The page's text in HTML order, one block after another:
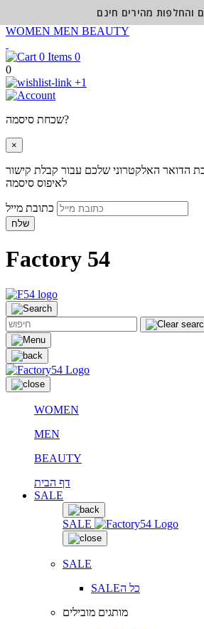
WOMEN MEN BEAUTY
0
0
+1
שכחת סיסמה?
×
הדואר האלקטרוני שלכם עבור קבלת קישור
לאיפוס סיסמה
שלח
Factory 54
WOMEN
MEN
BEAUTY
דף הבית
SALE
SALE
SALE
SALEכל ה
מותגים מובילים
והחלפות מהירים חינם